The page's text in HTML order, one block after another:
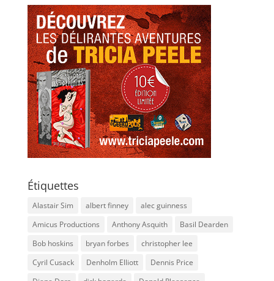
Étiquettes
Alastair Sim albert finney
alec guinness
Amicus Productions
Anthony Asquith
Basil Dearden
Bob hoskins
bryan forbes
christopher lee
Cyril Cusack
Denholm Elliott
Dennis Price